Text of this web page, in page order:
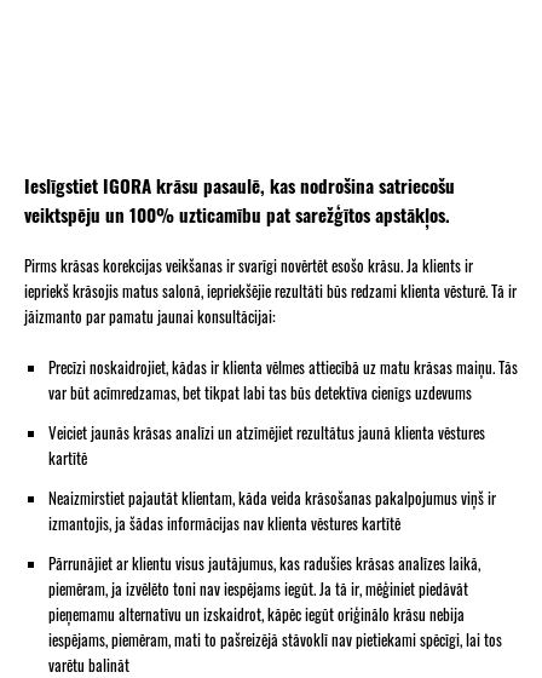
Ieslīgstiet IGORA krāsu pasaulē, kas nodrošina satriecošu
veiktspēju un 100% uzticamību pat sarežģītos apstākļos.
Pirms krāsas korekcijas veikšanas ir svarīgi novērtēt esošo krāsu. Ja klients ir
iepriekš krāsojis matus salonā, iepriekšējie rezultāti būs redzami klienta vēsturē. Tā ir
jāizmanto par pamatu jaunai konsultācijai:
Precīzi noskaidrojiet, kādas ir klienta vēlmes attiecībā uz matu krāsas maiņu. Tās
var būt acīmredzamas, bet tikpat labi tas būs detektīva cienīgs uzdevums
Veiciet jaunās krāsas analīzi un atzīmējiet rezultātus jaunā klienta vēstures
kartītē
Neaizmirstiet pajautāt klientam, kāda veida krāsošanas pakalpojumus viņš ir
izmantojis, ja šādas informācijas nav klienta vēstures kartītē
Pārrunājiet ar klientu visus jautājumus, kas radušies krāsas analīzes laikā,
piemēram, ja izvēlēto toni nav iespējams iegūt. Ja tā ir, mēģiniet piedāvāt
pieņemamu alternatīvu un izskaidrot, kāpēc iegūt oriģinālo krāsu nebija
iespējams, piemēram, mati to pašreizējā stāvoklī nav pietiekami spēcīgi, lai tos
varētu balināt